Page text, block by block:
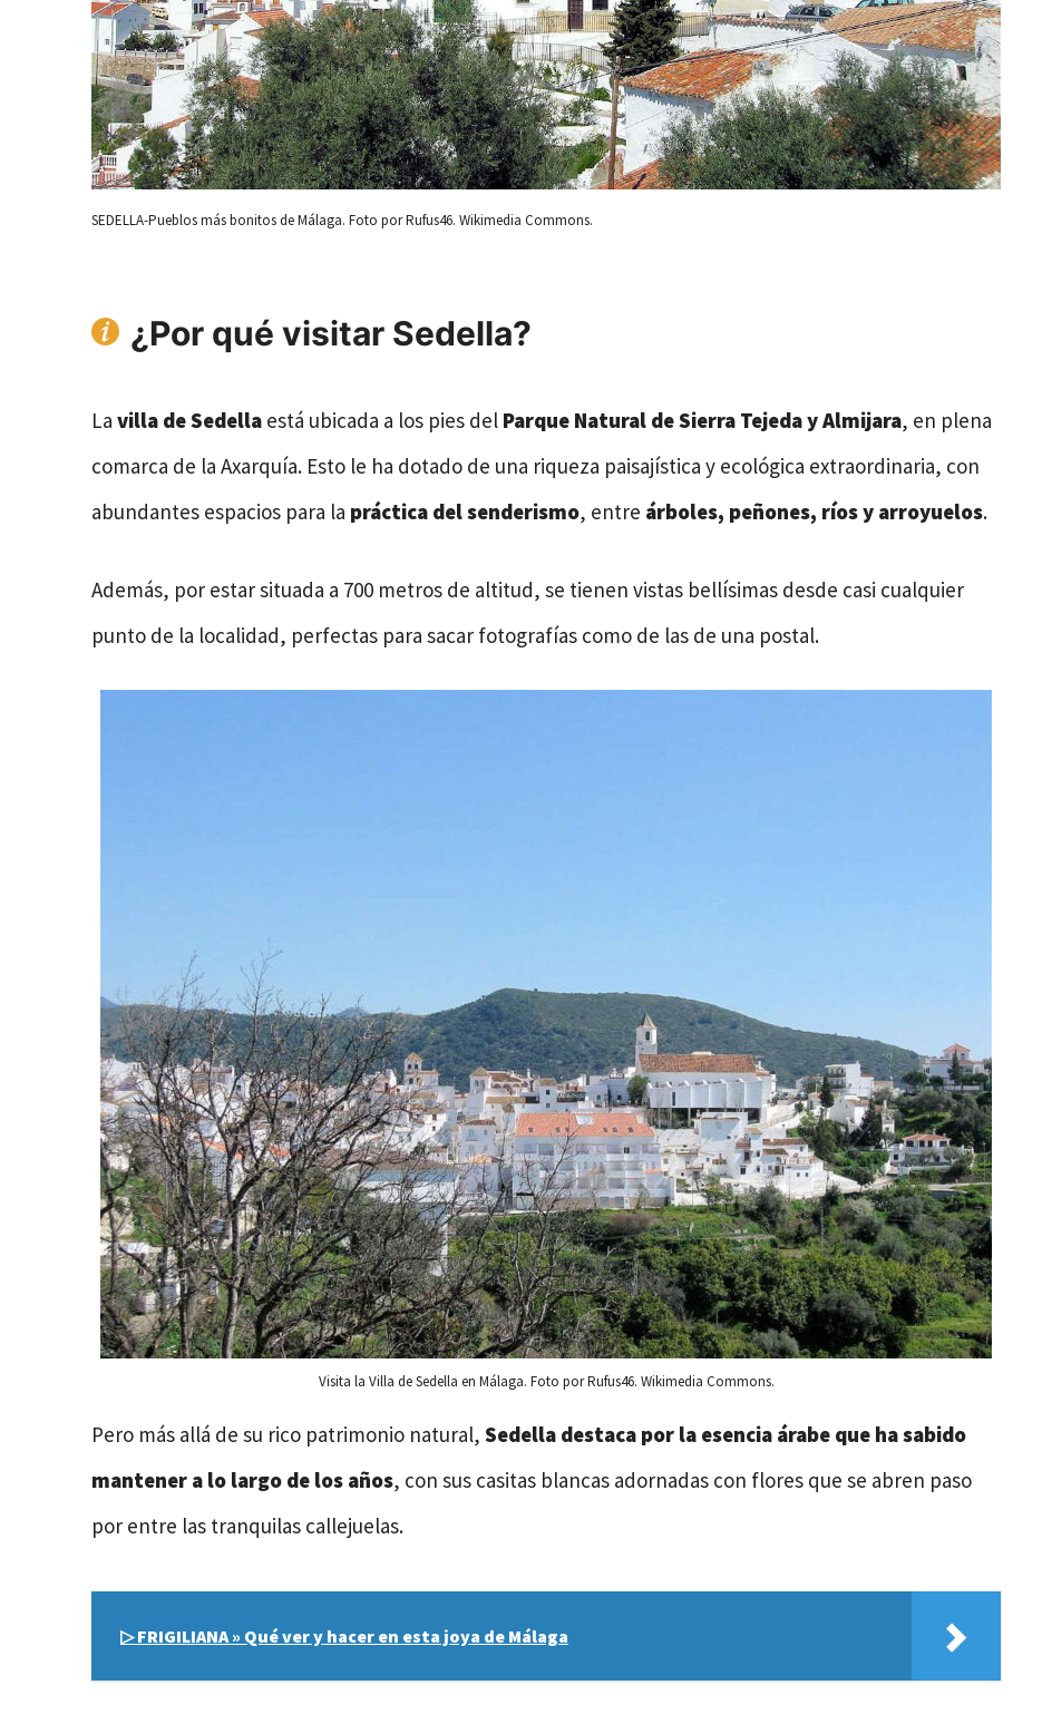
SEDELLA-Pueblos más bonitos de Málaga. Foto por Rufus46. Wikimedia Commons.
¿Por qué visitar Sedella?
La villa de Sedella está ubicada a los pies del Parque Natural de Sierra Tejeda y Almijara, en plena
comarca de la Axarquía. Esto le ha dotado de una riqueza paisajística y ecológica extraordinaria, con
abundantes espacios para la práctica del senderismo, entre árboles, peñones, ríos y arroyuelos.
Además, por estar situada a 700 metros de altitud, se tienen vistas bellísimas desde casi cualquier
punto de la localidad, perfectas para sacar fotografías como de las de una postal.
Visita la Villa de Sedella en Málaga. Foto por Rufus46. Wikimedia Commons.
Pero más allá de su rico patrimonio natural, Sedella destaca por la esencia árabe que ha sabido
mantener a lo largo de los años, con sus casitas blancas adornadas con flores que se abren paso
por entre las tranquilas callejuelas.
▷ FRIGILIANA » Qué ver y hacer en esta joya de Málaga